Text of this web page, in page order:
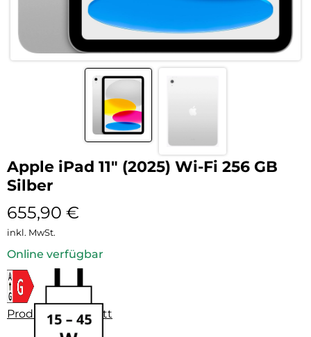
Apple iPad 11″ (2025) Wi-Fi 256 GB
Silber
655,90 €
inkl. MwSt.
Online verfügbar
Produktdatenblatt